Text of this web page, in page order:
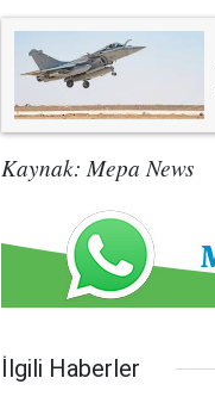
Kaynak: Mepa News
İlgili Haberler